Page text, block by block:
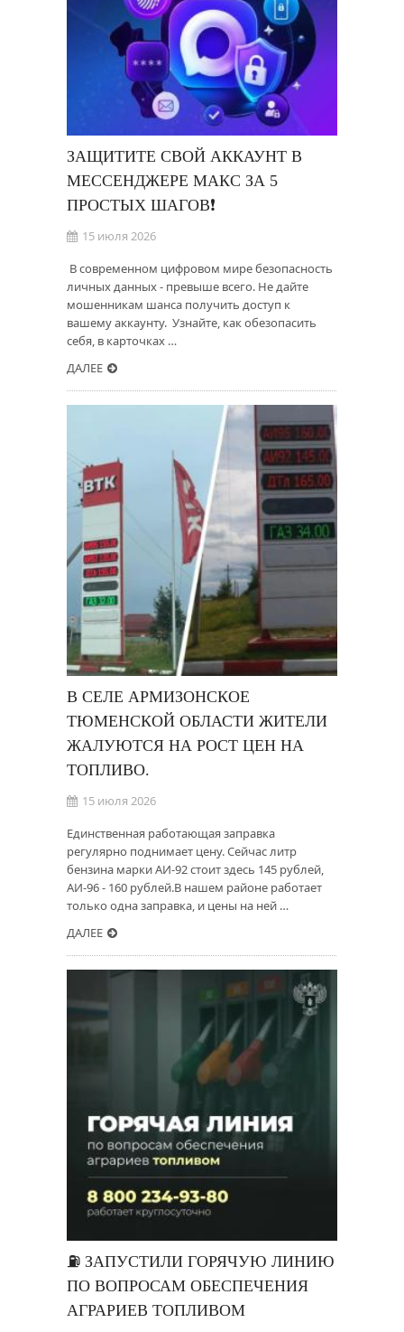
ЗАЩИТИТЕ СВОЙ АККАУНТ В
МЕССЕНДЖЕРЕ МАКС ЗА 5
ПРОСТЫХ ШАГОВ❗
15 июля 2026
⁣ В современном цифровом мире безопасность
личных данных - превыше всего. Не дайте
мошенникам шанса получить доступ к
вашему аккаунту. ⁣ Узнайте, как обезопасить
себя, в карточках …
ДАЛЕЕ
В СЕЛЕ АРМИЗОНСКОЕ
ТЮМЕНСКОЙ ОБЛАСТИ ЖИТЕЛИ
ЖАЛУЮТСЯ НА РОСТ ЦЕН НА
ТОПЛИВО.
15 июля 2026
Единственная работающая заправка
регулярно поднимает цену. Сейчас литр
бензина марки АИ-92 стоит здесь 145 рублей,
АИ-96 - 160 рублей.В нашем районе работает
только одна заправка, и цены на ней …
ДАЛЕЕ
⛽️ ЗАПУСТИЛИ ГОРЯЧУЮ ЛИНИЮ
ПО ВОПРОСАМ ОБЕСПЕЧЕНИЯ
АГРАРИЕВ ТОПЛИВОМ